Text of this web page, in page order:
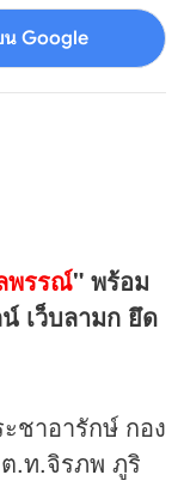
น Google
พรรณ์" พร้อม
เว็บลามก ยึด
ชาอารักษ์ กอง
.ท.จิรภพ ภูริ